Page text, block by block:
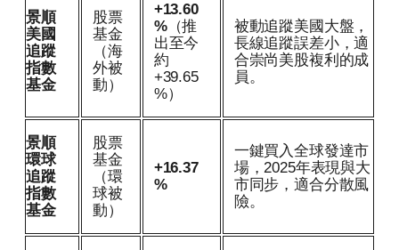
景順
美國
追蹤
指數
基金
股票
基金
（海
外被
動）
+13.60
%（推
出至今
約
+39.65
%）
被動追蹤美國大盤，
長線追蹤誤差小，適
合崇尚美股複利的成
員。
景順
環球
追蹤
指數
基金
股票
基金
（環
球被
動）
+16.37
%
一鍵買入全球發達市
場，2025年表現與大
市同步，適合分散風
險。